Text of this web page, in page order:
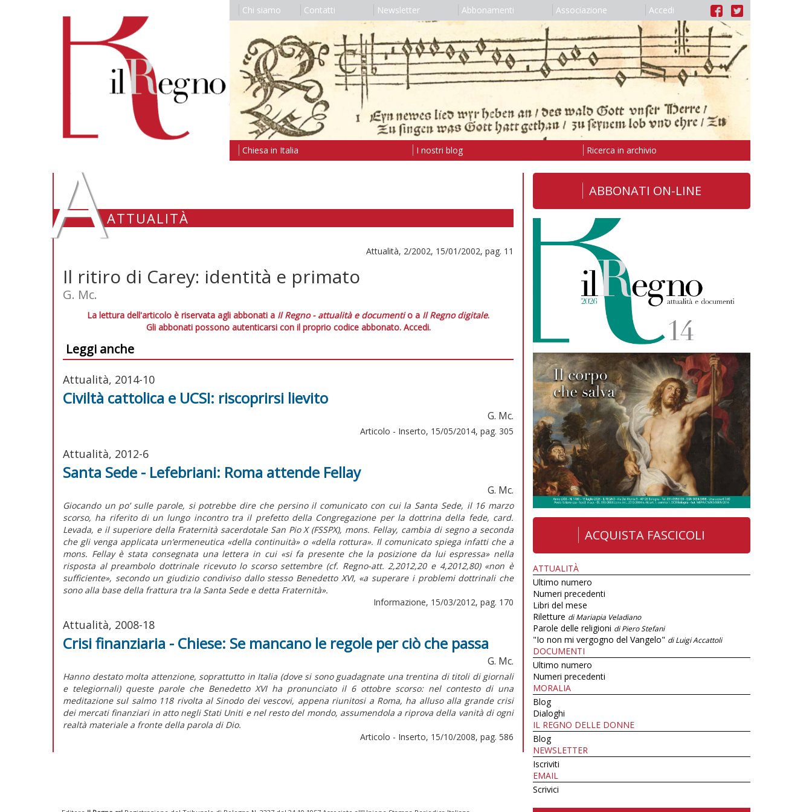
Chi siamo Contatti Newsletter Abbonamenti Associazione Accedi
Chiesa in Italia I nostri blog Ricerca in archivio
AATTUALITÀ
Attualità, 2/2002, 15/01/2002, pag. 11
Il ritiro di Carey: identità e primato
G. Mc.
La lettura dell'articolo è riservata agli abbonati a Il Regno - attualità e documentio a Il Regno digitale.
Gli abbonati possono autenticarsi con il proprio codice abbonato. Accedi.
Leggi anche
Attualità, 2014-10
Civiltà cattolica e UCSI: riscoprirsi lievito
G. Mc.
Articolo - Inserto, 15/05/2014, pag. 305
Attualità, 2012-6
Santa Sede - Lefebriani: Roma attende Fellay
G. Mc.
Giocando un po’ sulle parole, si potrebbe dire che persino il comunicato con cui la Santa Sede, il 16 marzo
scorso, ha riferito di un lungo incontro tra il prefetto della Congregazione per la dottrina della fede, card.
Levada, e il superiore della Fraternità sacerdotale San Pio X (FSSPX), mons. Fellay, cambia di segno a seconda
che gli venga applicata un’ermeneutica «della continuità» o «della rottura». Il comunicato spiega infatti che a
mons. Fellay è stata consegnata una lettera in cui «si fa presente che la posizione da lui espressa» nella
risposta al preambolo dottrinale ricevuto lo scorso settembre (cf. Regno-att. 2,2012,20 e 4,2012,80) «non è
sufficiente», secondo un giudizio condiviso dallo stesso Benedetto XVI, «a superare i problemi dottrinali che
sono alla base della frattura tra la Santa Sede e detta Fraternità».
Informazione, 15/03/2012, pag. 170
Attualità, 2008-18
Crisi finanziaria - Chiese: Se mancano le regole per ciò che passa
G. Mc.
Hanno destato molta attenzione, soprattutto in Italia (dove si sono guadagnate una trentina di titoli di giornali
e telegiornali) queste parole che Benedetto XVI ha pronunciato il 6 ottobre scorso: nel contesto di una
meditazione sul salmo 118 rivolta al Sinodo dei vescovi, appena riunitosi a Roma, ha alluso alla grande crisi
dei mercati finanziari in atto negli Stati Uniti e nel resto del mondo, assumendola a riprova della vanità di ogni
realtà materiale a fronte della parola di Dio.
Articolo - Inserto, 15/10/2008, pag. 586
ABBONATI ON-LINE
ACQUISTA FASCICOLI
ATTUALITÀ
Ultimo numero
Numeri precedenti
Libri del mese
Riletture di Mariapia Veladiano
Parole delle religioni di Piero Stefani
"Io non mi vergogno del Vangelo" di Luigi Accattoli
DOCUMENTI
Ultimo numero
Numeri precedenti
MORALIA
Blog
Dialoghi
IL REGNO DELLE DONNE
Blog
NEWSLETTER
Iscriviti
EMAIL
Scrivici